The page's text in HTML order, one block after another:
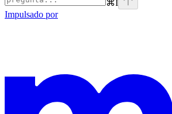
⌘I
Impulsado por